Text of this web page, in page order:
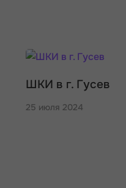
ШКИ в г. Гусев
25 июля 2024